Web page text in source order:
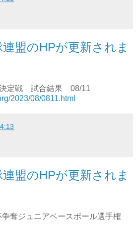
盟のHPが更新されま
決定戦 試合結果 08/11
2023/08/0811.html
盟のHPが更新されま
争奪ジュニアベースボール選手権